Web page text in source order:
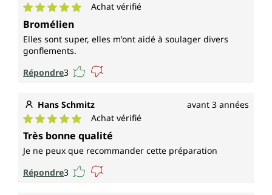
Note moyenne de 5 sur 5 étoiles
Achat vérifié
Bromélien
Elles sont super, elles m'ont aidé à soulager divers
gonflements.
Répondre3
Hans Schmitz avant 3 années
Note moyenne de 5 sur 5 étoiles
Achat vérifié
Très bonne qualité
Je ne peux que recommander cette préparation
Répondre3